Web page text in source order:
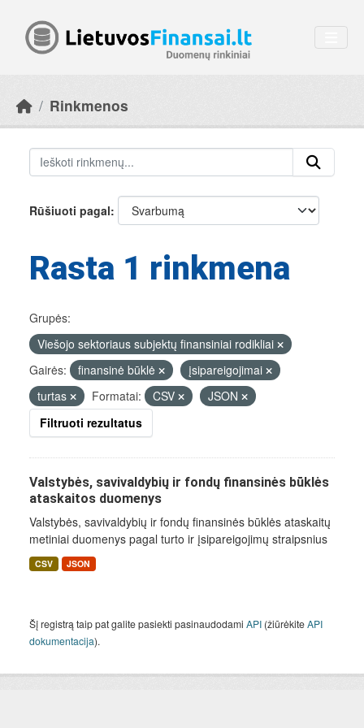
Rinkmenos
Rūšiuoti pagal
Rasta 1 rinkmena
Grupės:
Viešojo sektoriaus subjektų finansiniai rodikliai
Gairės:
finansinė būklė
įsipareigojimai
turtas
Formatai: CSV
JSON
Filtruoti rezultatus
Valstybės, savivaldybių ir fondų finansinės būklės
ataskaitos duomenys
Valstybės, savivaldybių ir fondų finansinės būklės ataskaitų
metiniai duomenys pagal turto ir įsipareigojimų straipsnius
CSV JSON
Šį registrą taip pat galite pasiekti pasinaudodami API (žiūrėkiteAPI
dokumentacija).